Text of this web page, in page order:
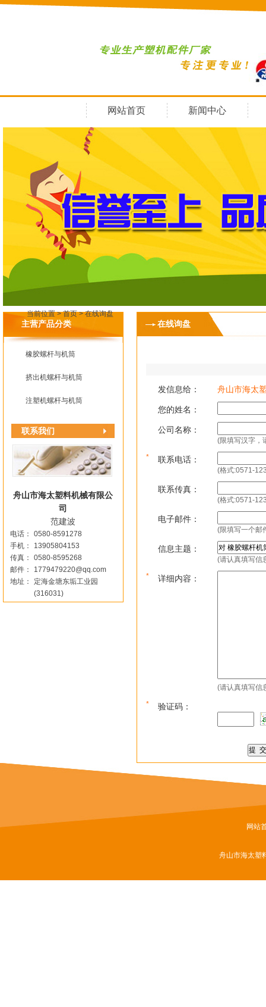
网站首页 新闻中心
当前位置 >首页>在线询盘
主营产品分类
橡胶螺杆与机筒
挤出机螺杆与机筒
注塑机螺杆与机筒
联系我们
舟山市海太塑料机械有限公
司
范建波
电话：
0580-8591278
手机：
13905804153
传真：
0580-8595268
邮件：
1779479220@qq.com
地址：
定海金塘东垢工业园
(316031)
在线询盘
发信息给： 舟山市海太
您的姓名：
公司名称：
(限填写汉字，
*
联系电话：
(格式:0571-
联系传真：
(格式:0571-
电子邮件：
(限填写一个邮
信息主题：
(请认真填写信
*
详细内容：
(请认真填写信
*
验证码：
网站
舟山市海太塑